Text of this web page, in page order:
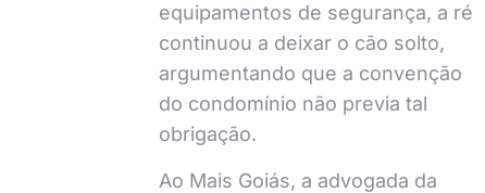
equipamentos de segurança, a ré
continuou a deixar o cão solto,
argumentando que a convenção
do condomínio não previa tal
obrigação.
Ao Mais Goiás, a advogada da